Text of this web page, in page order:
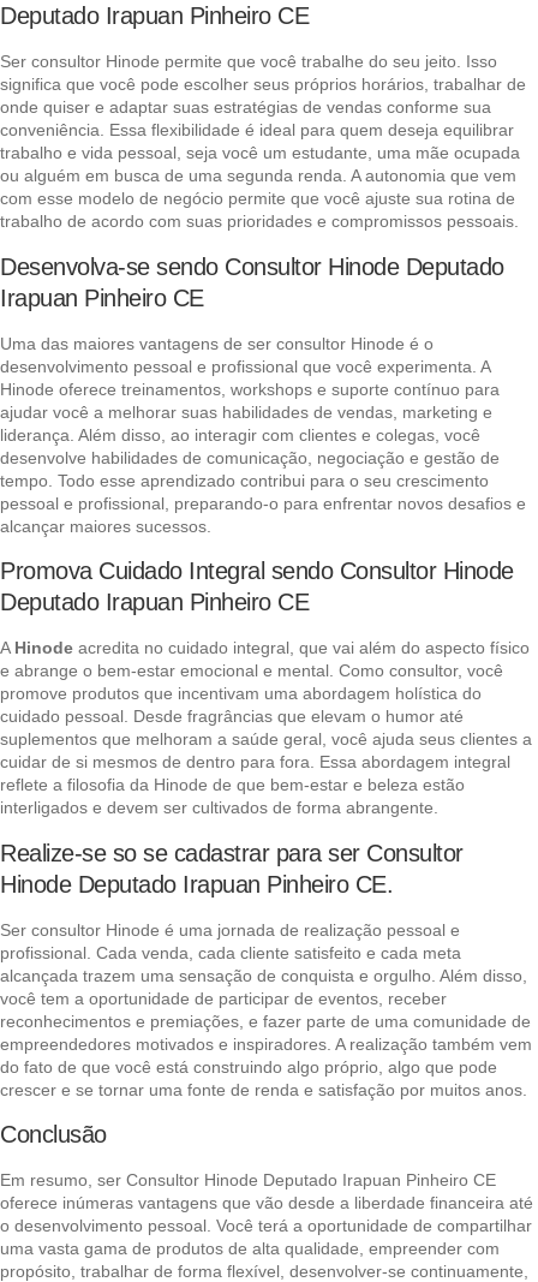
Deputado Irapuan Pinheiro CE
Ser consultor Hinode permite que você trabalhe do seu jeito. Isso
significa que você pode escolher seus próprios horários, trabalhar de
onde quiser e adaptar suas estratégias de vendas conforme sua
conveniência. Essa flexibilidade é ideal para quem deseja equilibrar
trabalho e vida pessoal, seja você um estudante, uma mãe ocupada
ou alguém em busca de uma segunda renda. A autonomia que vem
com esse modelo de negócio permite que você ajuste sua rotina de
trabalho de acordo com suas prioridades e compromissos pessoais.
Desenvolva-se sendo Consultor Hinode Deputado
Irapuan Pinheiro CE
Uma das maiores vantagens de ser consultor Hinode é o
desenvolvimento pessoal e profissional que você experimenta. A
Hinode oferece treinamentos, workshops e suporte contínuo para
ajudar você a melhorar suas habilidades de vendas, marketing e
liderança. Além disso, ao interagir com clientes e colegas, você
desenvolve habilidades de comunicação, negociação e gestão de
tempo. Todo esse aprendizado contribui para o seu crescimento
pessoal e profissional, preparando-o para enfrentar novos desafios e
alcançar maiores sucessos.
Promova Cuidado Integral sendo Consultor Hinode
Deputado Irapuan Pinheiro CE
A Hinode acredita no cuidado integral, que vai além do aspecto físico
e abrange o bem-estar emocional e mental. Como consultor, você
promove produtos que incentivam uma abordagem holística do
cuidado pessoal. Desde fragrâncias que elevam o humor até
suplementos que melhoram a saúde geral, você ajuda seus clientes a
cuidar de si mesmos de dentro para fora. Essa abordagem integral
reflete a filosofia da Hinode de que bem-estar e beleza estão
interligados e devem ser cultivados de forma abrangente.
Realize-se so se cadastrar para ser Consultor
Hinode Deputado Irapuan Pinheiro CE.
Ser consultor Hinode é uma jornada de realização pessoal e
profissional. Cada venda, cada cliente satisfeito e cada meta
alcançada trazem uma sensação de conquista e orgulho. Além disso,
você tem a oportunidade de participar de eventos, receber
reconhecimentos e premiações, e fazer parte de uma comunidade de
empreendedores motivados e inspiradores. A realização também vem
do fato de que você está construindo algo próprio, algo que pode
crescer e se tornar uma fonte de renda e satisfação por muitos anos.
Conclusão
Em resumo, ser Consultor Hinode Deputado Irapuan Pinheiro CE
oferece inúmeras vantagens que vão desde a liberdade financeira até
o desenvolvimento pessoal. Você terá a oportunidade de compartilhar
uma vasta gama de produtos de alta qualidade, empreender com
propósito, trabalhar de forma flexível, desenvolver-se continuamente,